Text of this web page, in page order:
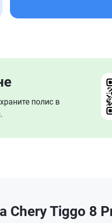
полис в
Tiggo 8